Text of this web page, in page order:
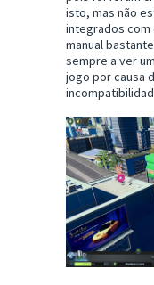
isto, mas não
integrados com
manual
sempre a ver
jogo por causa